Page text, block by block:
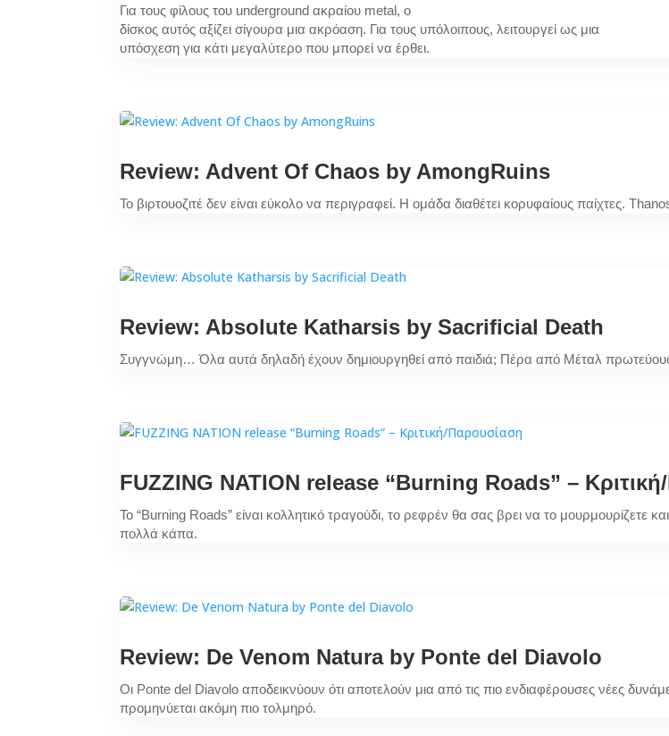
Για τους φίλους του underground ακραίου metal, ο
δίσκος αυτός αξίζει σίγουρα μια ακρόαση. Για τους υπόλοιπους, λειτουργεί ως μια
υπόσχεση για κάτι μεγαλύτερο που μπορεί να έρθει.
Review: Advent Of Chaos by AmongRuins
Το βιρτουοζιτέ δεν είναι εύκολο να περιγραφεί. Η ομάδα διαθέτει κορυφαίους παίχτες.
Review: Absolute Katharsis by Sacrificial Death
Συγγνώμη… Όλα αυτά δηλαδή έχουν δημιουργηθεί από παιδιά; Πέρα από Μέταλ
FUZZING NATION release “Burning Roads” –
To “Burning Roads” είναι κολλητικό τραγούδι, το ρεφρέν θα σας βρει να το μουρμουρίζετε
πολλά κάπα.
Review: De Venom Natura by Ponte del Diavolo
Οι Ponte del Diavolo αποδεικνύουν ότι αποτελούν μια από τις πιο ενδιαφέρουσες νέες
προμηνύεται ακόμη πιο τολμηρό.